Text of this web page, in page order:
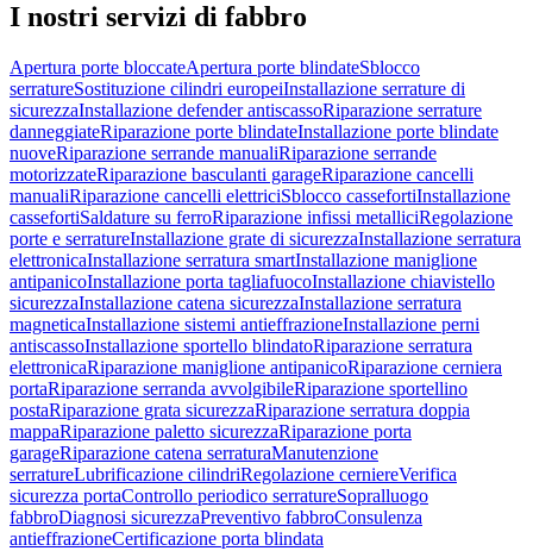
I nostri servizi di fabbro
Apertura porte bloccateApertura porte blindateSblocco
serratureSostituzione cilindri europeiInstallazione serrature di
sicurezzaInstallazione defender antiscassoRiparazione serrature
danneggiateRiparazione porte blindateInstallazione porte blindate
nuoveRiparazione serrande manualiRiparazione serrande
motorizzateRiparazione basculanti garageRiparazione cancelli
manualiRiparazione cancelli elettriciSblocco cassefortiInstallazione
cassefortiSaldature su ferroRiparazione infissi metalliciRegolazione
porte e serratureInstallazione grate di sicurezzaInstallazione serratura
elettronicaInstallazione serratura smartInstallazione maniglione
antipanicoInstallazione porta tagliafuocoInstallazione chiavistello
sicurezzaInstallazione catena sicurezzaInstallazione serratura
magneticaInstallazione sistemi antieffrazioneInstallazione perni
antiscassoInstallazione sportello blindatoRiparazione serratura
elettronicaRiparazione maniglione antipanicoRiparazione cerniera
portaRiparazione serranda avvolgibileRiparazione sportellino
postaRiparazione grata sicurezzaRiparazione serratura doppia
mappaRiparazione paletto sicurezzaRiparazione porta
garageRiparazione catena serraturaManutenzione
serratureLubrificazione cilindriRegolazione cerniereVerifica
sicurezza portaControllo periodico serratureSopralluogo
fabbroDiagnosi sicurezzaPreventivo fabbroConsulenza
antieffrazioneCertificazione porta blindata